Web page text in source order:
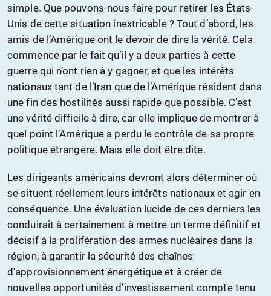
simple. Que pouvons-nous faire pour retirer les États-
Unis de cette situation inextricable ? Tout d’abord, les
amis de l’Amérique ont le devoir de dire la vérité. Cela
commence par le fait qu’il y a deux parties à cette
guerre qui n’ont rien à y gagner, et que les intérêts
nationaux tant de l’Iran que de l’Amérique résident dans
une fin des hostilités aussi rapide que possible. C’est
une vérité difficile à dire, car elle implique de montrer à
quel point l’Amérique a perdu le contrôle de sa propre
politique étrangère. Mais elle doit être dite.
Les dirigeants américains devront alors déterminer où
se situent réellement leurs intérêts nationaux et agir en
conséquence. Une évaluation lucide de ces derniers les
conduirait à certainement à mettre un terme définitif et
décisif à la prolifération des armes nucléaires dans la
région, à garantir la sécurité des chaînes
d’approvisionnement énergétique et à créer de
nouvelles opportunités d’investissement compte tenu